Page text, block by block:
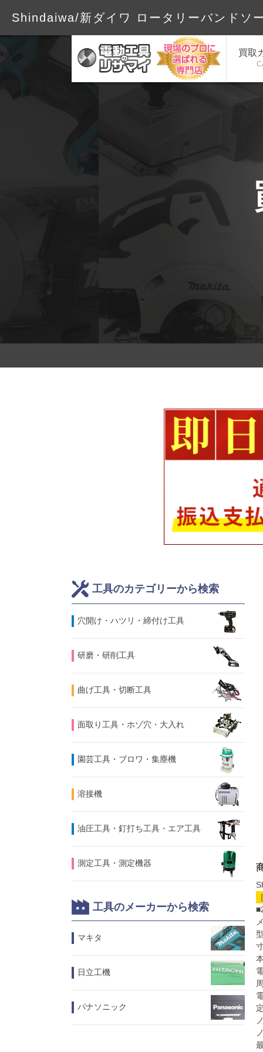
Shindaiwa/新ダイワ ロータリーバンドソ
買取
工具のカテゴリーから検索
⽳開け・ハツリ・締付け工具
研磨・研削工具
曲げ工具・切断工具
面取り工具・ホゾ穴・大入れ
園芸工具・ブロワ・集塵機
溶接機
油圧工具・釘打ち工具・エア工具
測定工具・測定機器
工具のメーカーから検索
マキタ
日立工機
パナソニック